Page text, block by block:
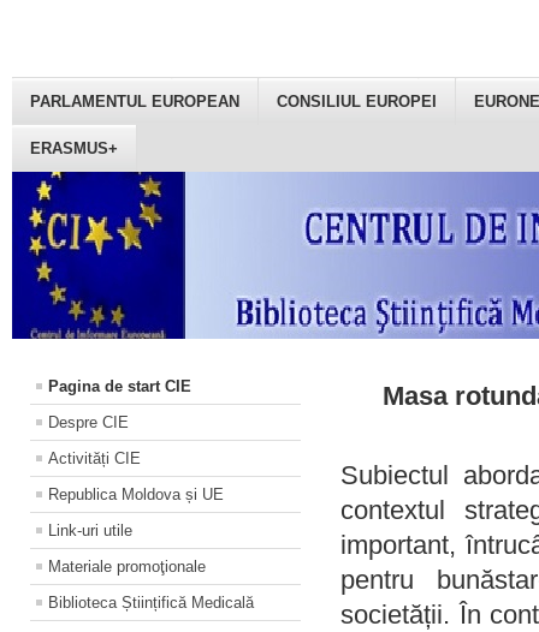
PARLAMENTUL EUROPEAN CONSILIUL EUROPEI
ERASMUS+
Pagina de start CIE
Despre CIE
Activități CIE
Republica Moldova și UE
Link-uri utile
Materiale promoţionale
Biblioteca Științifică Medicală
Masa
Subiectul
contextul
important,
pentru
societății. În